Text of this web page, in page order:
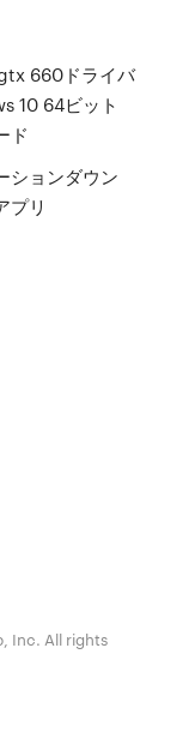
660ドライバ
10 64ビット
ド
ションダウン
プリ
Inc. All rights